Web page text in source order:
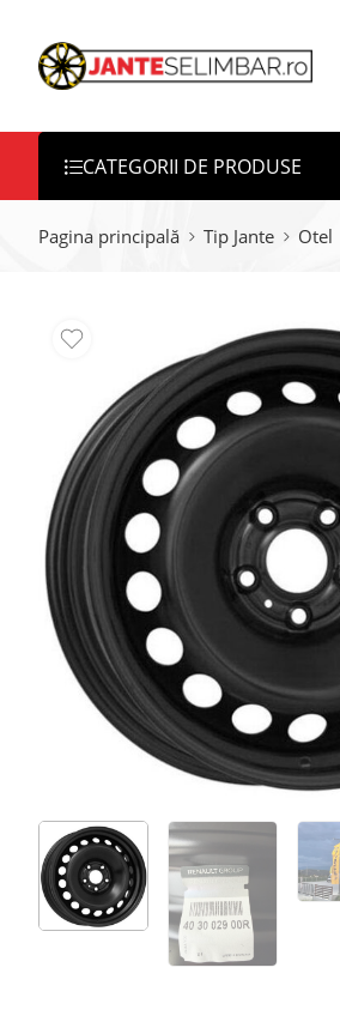
CATEGORII DE PRODUSE
Pagina principală Tip Jante Otel